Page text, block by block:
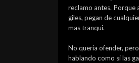
reclamo antes. Porque
giles, pegan de
mas tranqui.
No queria ofender,
hablando como si las